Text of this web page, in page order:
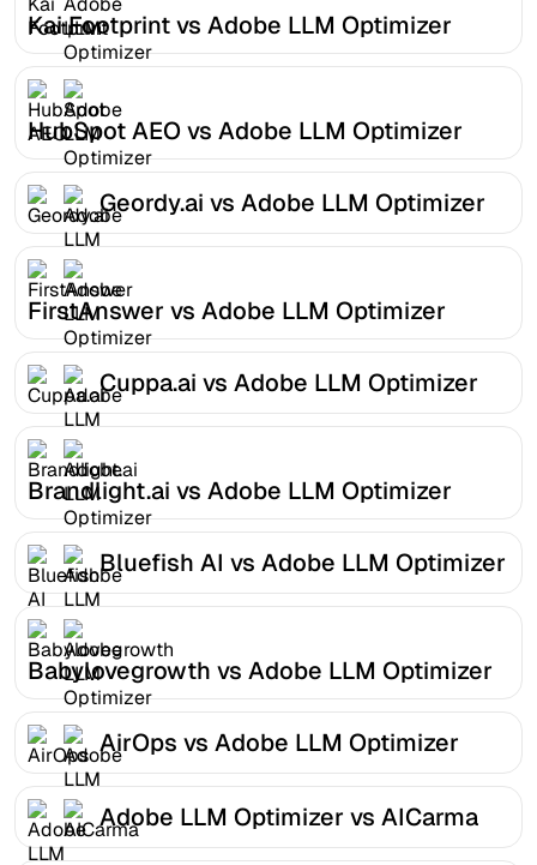
Kai Footprint vs Adobe LLM Optimizer
HubSpot AEO vs Adobe LLM Optimizer
Geordy.ai vs Adobe LLM Optimizer
FirstAnswer vs Adobe LLM Optimizer
Cuppa.ai vs Adobe LLM Optimizer
Brandlight.ai vs Adobe LLM Optimizer
Bluefish AI vs Adobe LLM Optimizer
Babylovegrowth vs Adobe LLM Optimizer
AirOps vs Adobe LLM Optimizer
Adobe LLM Optimizer vs AICarma